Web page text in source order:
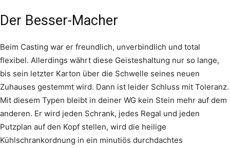
Der Besser-Macher
Beim Casting war er freundlich, unverbindlich und total
flexibel. Allerdings währt diese Geisteshaltung nur so lange,
bis sein letzter Karton über die Schwelle seines neuen
Zuhauses gestemmt wird. Dann ist leider Schluss mit Toleranz.
Mit diesem Typen bleibt in deiner WG kein Stein mehr auf dem
anderen. Er wird jeden Schrank, jedes Regal und jeden
Putzplan auf den Kopf stellen, wird die heilige
Kühlschrankordnung in ein minutiös durchdachtes